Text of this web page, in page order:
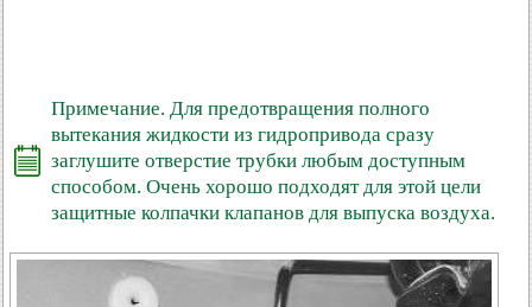
Примечание. Для предотвращения полного
вытекания жидкости из гидропривода сразу
заглушите отверстие трубки любым доступным
способом. Очень хорошо подходят для этой цели
защитные колпачки клапанов для выпуска воздуха.